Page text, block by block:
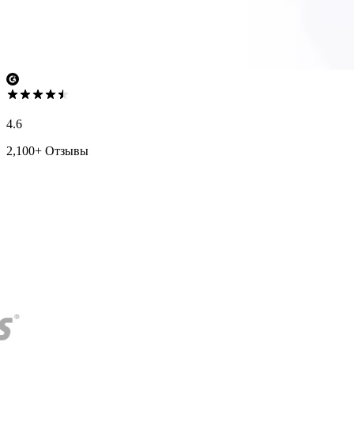
4.6
2,100+ Отзывы